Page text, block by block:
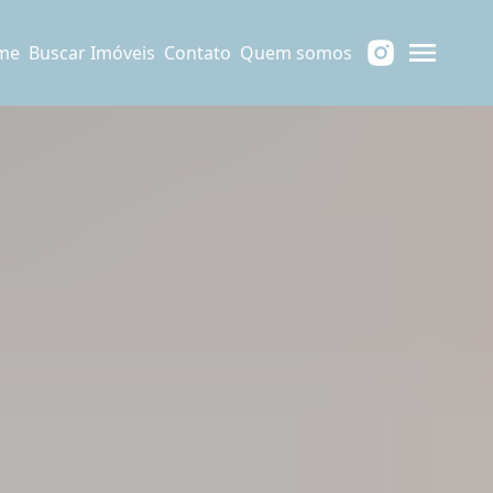
Buscar Imóveis Contato Quem somos